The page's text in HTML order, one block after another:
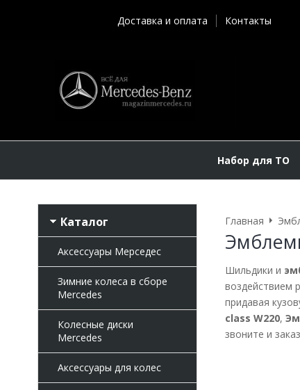
Доставка и оплата Контакты
Набор для ТО
Каталог
Аксессуары Мерседес
Зимние колеса в сборе
Mercedes
Колесные диски
Mercedes
Аксессуары для колес
Главная
Шильдики и
воздействием
придавая
class W220,
звоните и